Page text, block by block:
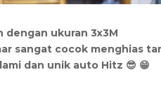
dengan ukuran 3x3M
sangat cocok menghias
dan unik auto Hitz 😎 😁